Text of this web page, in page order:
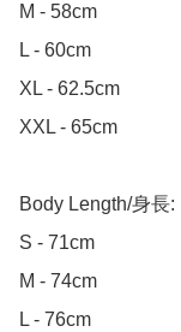
M - 58cm
L - 60cm
XL - 62.5cm
XXL - 65cm
Body Length/身長:
S - 71cm
M - 74cm
L - 76cm